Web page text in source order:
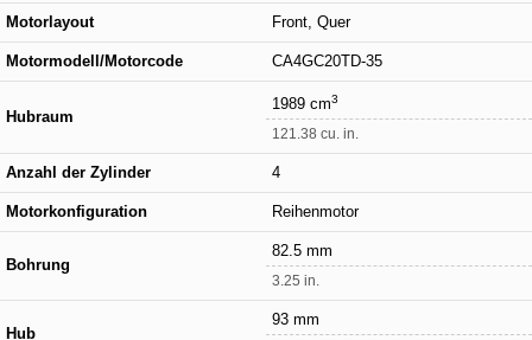
Motorlayout Front, Quer
Motormodell/Motorcode CA4GC20TD-35
Hubraum
1989 cm3
121.38 cu. in.
Anzahl der Zylinder 4
Motorkonfiguration Reihenmotor
Bohrung
82.5 mm
3.25 in.
Hub
93 mm